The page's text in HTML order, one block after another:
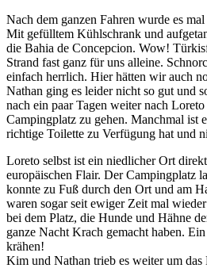
Nach dem ganzen Fahren wurde es
Mit gefülltem Kühlschrank und
die Bahia de Concepcion. Wow!
Strand fast ganz für uns alleine.
einfach herrlich. Hier hätten wir auch
Nathan ging es leider nicht so gut und
nach ein paar Tagen weiter nach
Campingplatz zu gehen. Manchmal ist
richtige Toilette zu Verfügung hat und
Loreto selbst ist ein niedlicher Ort
europäischen Flair. Der Campingplatz
konnte zu Fuß durch den Ort und am
waren sogar seit ewiger Zeit mal
bei dem Platz, die Hunde und Hähne
ganze Nacht Krach gemacht haben.
krähen!
Kim und Nathan trieb es weiter um das